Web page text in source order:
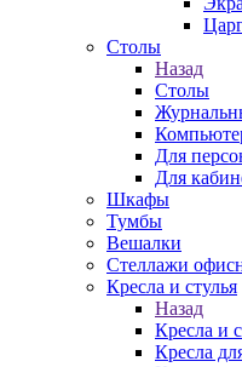
Столы
Назад
Столы
Для
Для
Шкафы
Тумбы
Вешалки
Стеллажи
Кресла и стулья
Назад
Кресла и
Кресла